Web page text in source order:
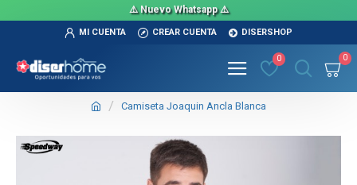
⚠️ Nuevo Whatsapp ⚠️
MI CUENTA CREAR CUENTA DISERSHOP
0 0
Camiseta Joaquin Ancla Blanca
TEXTTRANSPARENTE